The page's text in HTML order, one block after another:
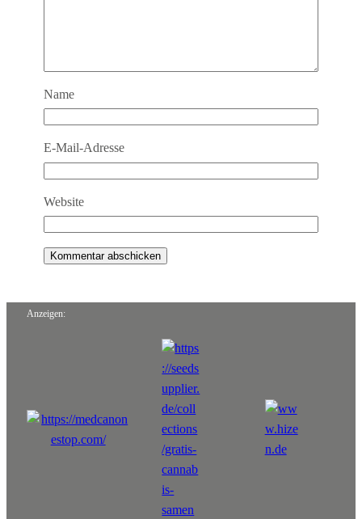
Name
E-Mail-Adresse
Website
Anzeigen: